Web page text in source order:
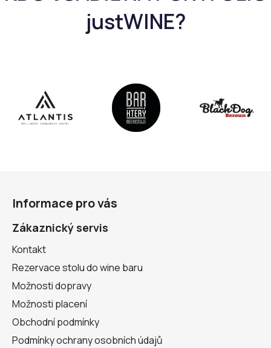
Informace pro vás
Zákaznický servis
Kontakt
Rezervace stolu do wine baru
Možnosti dopravy
Možnosti placení
Obchodní podmínky
Podmínky ochrany osobních údajů